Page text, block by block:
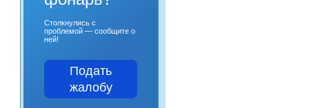
Столкнулись с
проблемой — сообщите о
ней!
Подать
жалобу